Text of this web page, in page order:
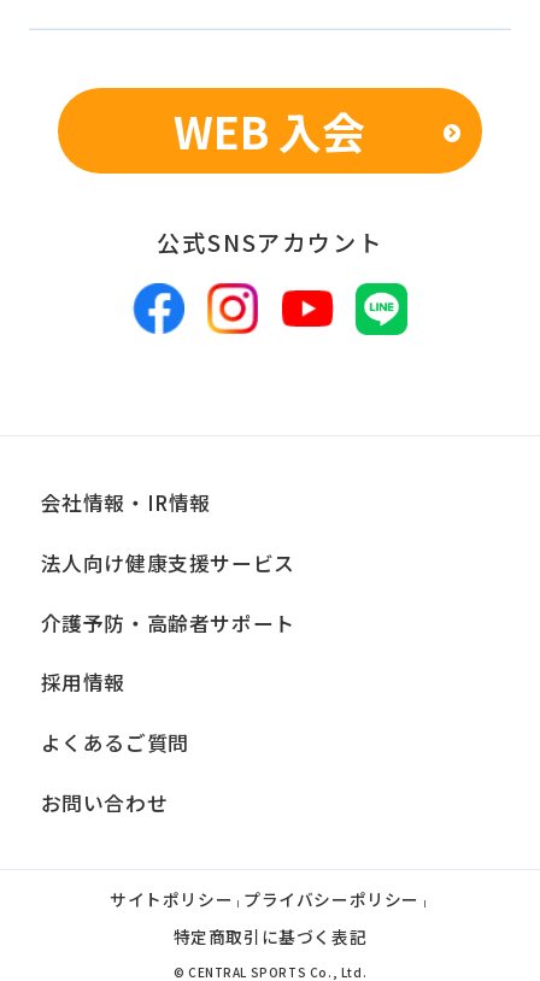
WEB 入会
公式SNSアカウント
会社情報・IR情報
法人向け健康支援サービス
介護予防・高齢者サポート
採用情報
よくあるご質問
お問い合わせ
サイトポリシー | プライバシーポリシー |
特定商取引に基づく表記
© CENTRAL SPORTS Co., Ltd.